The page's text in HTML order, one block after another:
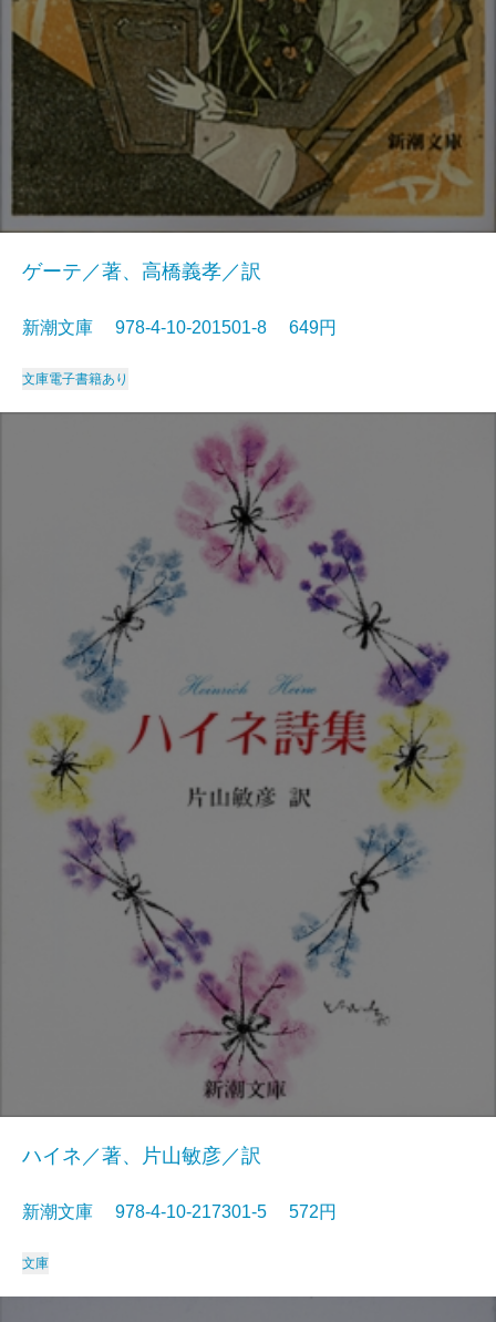
ゲーテ／著、高橋義孝／訳
新潮文庫 978-4-10-201501-8 649円
文庫電子書籍あり
ハイネ／著、片山敏彦／訳
新潮文庫 978-4-10-217301-5 572円
文庫